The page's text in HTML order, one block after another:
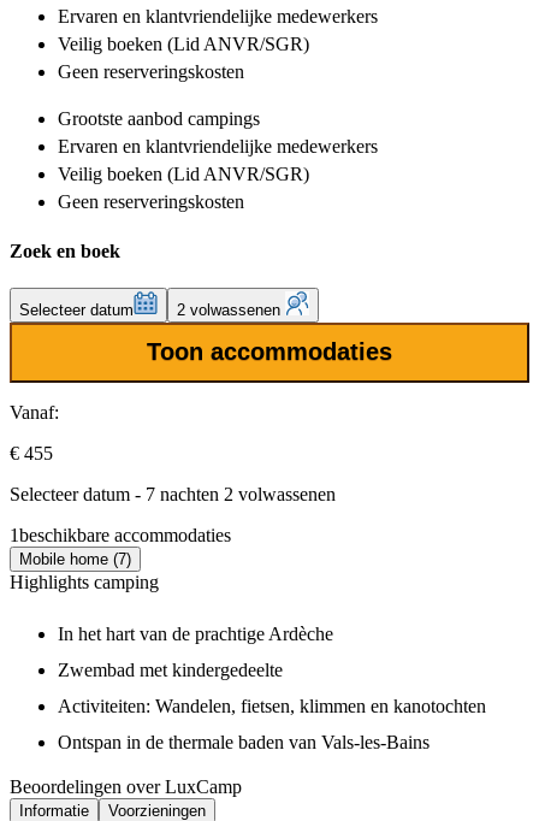
Ervaren en klantvriendelijke medewerkers
Veilig boeken (Lid ANVR/SGR)
Geen reserveringskosten
Grootste aanbod campings
Ervaren en klantvriendelijke medewerkers
Veilig boeken (Lid ANVR/SGR)
Geen reserveringskosten
Zoek en boek
Selecteer datum 2 volwassenen
Toon accommodaties
Vanaf:
€ 455
Selecteer datum - 7 nachten 2 volwassenen
1beschikbare accommodaties
Mobile home (7)
Highlights camping
In het hart van de prachtige Ardèche
Zwembad met kindergedeelte
Activiteiten: Wandelen, fietsen, klimmen en kanotochten
Ontspan in de thermale baden van Vals-les-Bains
Beoordelingen over LuxCamp
Informatie Voorzieningen